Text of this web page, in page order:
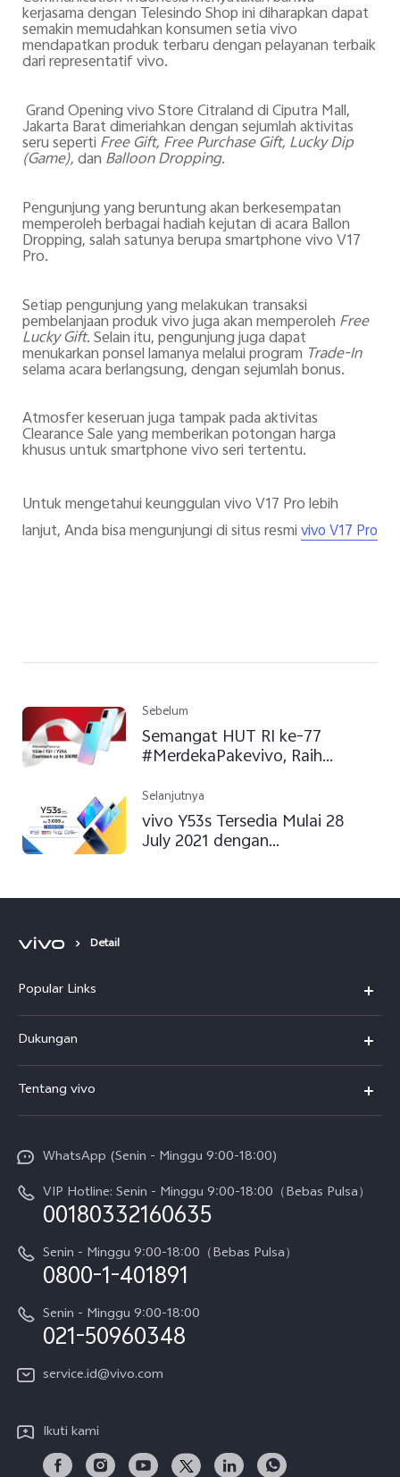
kerjasama dengan Telesindo Shop ini diharapkan dapat
semakin memudahkan konsumen setia vivo
mendapatkan produk terbaru ­­­­­­dengan pelayanan terbaik
dari representatif vivo.
Grand Opening vivo Store Citraland di Ciputra Mall,
Jakarta Barat dimeriahkan dengan sejumlah aktivitas
seru seperti Free Gift, Free Purchase Gift, Lucky Dip
(Game),dan Balloon Dropping.
Pengunjung yang beruntung akan berkesempatan
memperoleh berbagai hadiah kejutan di acara Ballon
Dropping, salah satunya berupa smartphone vivo V17
Pro.
Setiap pengunjung yang melakukan transaksi
pembelanjaan produk vivo juga akan memperoleh Free
Lucky Gift. Selain itu, pengunjung juga dapat
menukarkan ponsel lamanya melalui program Trade-In
selama acara berlangsung, dengan sejumlah bonus.
Atmosfer keseruan juga tampak pada aktivitas
Clearance Sale yang memberikan potongan harga
khusus untuk smartphone vivo seri tertentu.
Untuk mengetahui keunggulan vivo V17 Pro lebih
lanjut, Anda bisa mengunjungi di situs resmivivo V17 Pro
Sebelum
Semangat HUT RI ke-77
#MerdekaPakevivo, Raih
Selanjutnya
vivo Y53s Tersedia Mulai 28
July 2021 dengan
Detail
Popular Links
T5
T5 Pro
V70
V70 FE
Y05
X300 Pro
Gerai Terdekat
Dukungan
Service Center
Funtouch OS
Pembaruan Sistem
Harga Spare Part
Otentikasi IMEI
Kebijakan Garansi vivo
Layanan Perbaikan Antar Jemput
Unduh LUT untuk Memulihkan Log
Tentang vivo
Sejarah
Berita
Pemberitahuan Hukum
Tentang Kami
Pusat Privasi vivo
WhatsApp (Senin - Minggu 9:00-18:00)
VIP Hotline: Senin - Minggu 9:00-18:00（Bebas Pulsa）
00180332160635
Senin - Minggu 9:00-18:00（Bebas Pulsa）
0800-1-401891
Senin - Minggu 9:00-18:00
021-50960348
service.id@vivo.com
Ikuti kami